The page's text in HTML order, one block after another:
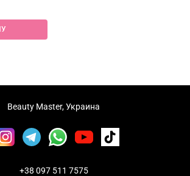
Beauty Master, Украина
+38 097 511 7575